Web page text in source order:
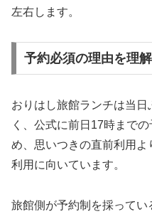
左右します。
予約必須の理由を理
おりはし旅館ランチは当
く、公式に前日17時まで
め、思いつきの直前利用
利用に向いています。
旅館側が予約制を採って